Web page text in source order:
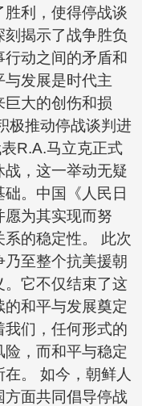
利，使得停战谈
揭示了战争胜负
动之间的矛盾和
发展是时代主
巨大的创伤和损
极推动停战谈判进
R.A.马立克正式
，这一举动无疑
。中国《人民日
为其实现而努
的稳定性。 此次
至整个抗美援朝
它不仅结束了这
和平与发展奠定
们，任何形式的
，而和平与稳定
。 如今，朝鲜人
方面共同倡导停战